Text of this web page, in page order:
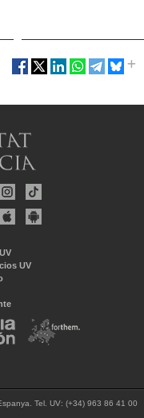
UV
Tel. UV: (+34) 963 86 41 00